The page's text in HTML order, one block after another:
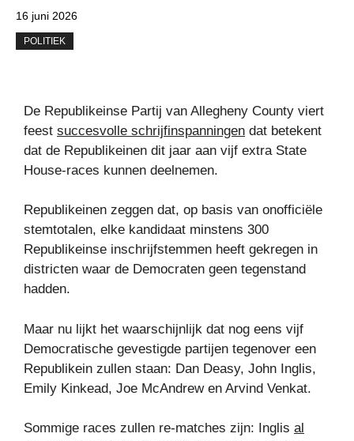
16 juni 2026
POLITIEK
De Republikeinse Partij van Allegheny County viert
feest succesvolle schrijfinspanningen dat betekent
dat de Republikeinen dit jaar aan vijf extra State
House-races kunnen deelnemen.
Republikeinen zeggen dat, op basis van onofficiële
stemtotalen, elke kandidaat minstens 300
Republikeinse inschrijfstemmen heeft gekregen in
districten waar de Democraten geen tegenstand
hadden.
Maar nu lijkt het waarschijnlijk dat nog eens vijf
Democratische gevestigde partijen tegenover een
Republikein zullen staan: Dan Deasy, John Inglis,
Emily Kinkead, Joe McAndrew en Arvind Venkat.
Sommige races zullen re-matches zijn: Inglis al